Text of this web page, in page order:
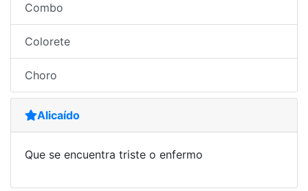
Combo
Colorete
Choro
Alicaído
Que se encuentra triste o enfermo